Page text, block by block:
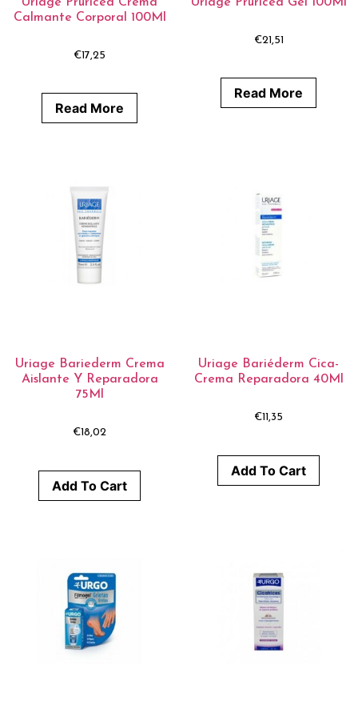
Calmante Corporal 100Ml
€17,25
Read More
€21,51
Read More
Uriage Bariederm Crema
Aislante Y Reparadora
75Ml
€18,02
Add To Cart
Uriage Bariéderm Cica-
Crema Reparadora 40Ml
€11,35
Add To Cart